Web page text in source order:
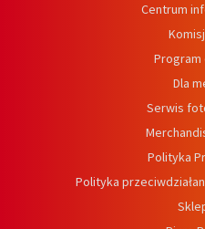
Centrum
Program
Dla
Serwis
Polityka
Polityka